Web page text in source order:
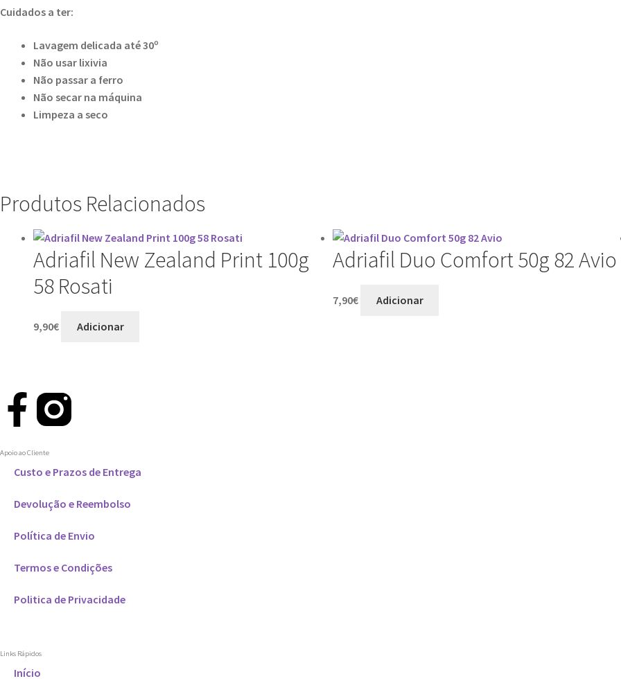
Cuidados a ter:
Lavagem delicada até 30º
Não usar lixivia
Não passar a ferro
Não secar na máquina
Limpeza a seco
Produtos Relacionados
Adriafil New Zealand Print 100g
58 Rosati
9,90€ Adicionar
Adriafil Duo Comfort 50g 82 Avio
7,90€ Adicionar
Apoio ao Cliente
Custo e Prazos de Entrega
Devolução e Reembolso
Política de Envio
Termos e Condições
Politica de Privacidade
Links Rápidos
Início